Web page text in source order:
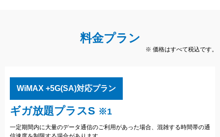
料金プラン
※ 価格はすべて税込です。
WiMAX +5G(SA)対応プラン
ギガ放題プラスS ※1
一定期間内に大量のデータ通信のご利用があった場合、混雑する時間帯の通